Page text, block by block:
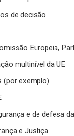
de decisão
Europeia,
multinível da UE
(por exemplo)
e de defesa
e Justiça